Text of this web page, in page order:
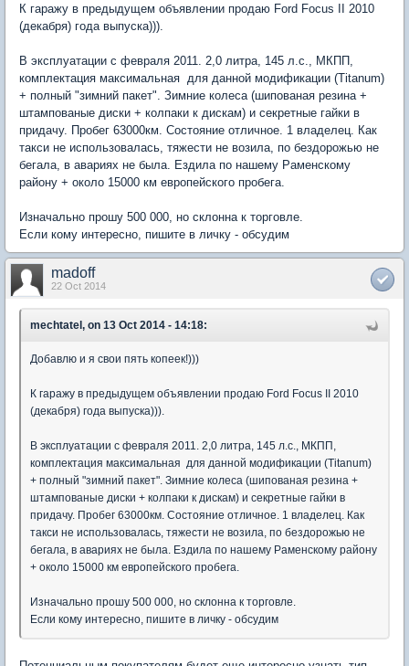
К гаражу в предыдущем объявлении продаю Ford Focus II 2010
(декабря) года выпуска))).
В эксплуатации с февраля 2011. 2,0 литра, 145 л.с., МКПП,
комплектация максимальная для данной модификации (Titanum)
+ полный "зимний пакет". Зимние колеса (шипованая резина +
штампованые диски + колпаки к дискам) и секретные гайки в
придачу. Пробег 63000км. Состояние отличное. 1 владелец. Как
такси не использовалась, тяжести не возила, по бездорожью не
бегала, в авариях не была. Ездила по нашему Раменскому
району + около 15000 км европейского пробега.
Изначально прошу 500 000, но склонна к торговле.
Если кому интересно, пишите в личку - обсудим
madoff
22 Oct 2014
mechtatel, on 13 Oct 2014 - 14:18:
Добавлю и я свои пять копеек!)))
К гаражу в предыдущем объявлении продаю Ford Focus II 2010
(декабря) года выпуска))).
В эксплуатации с февраля 2011. 2,0 литра, 145 л.с., МКПП,
комплектация максимальная для данной модификации (Titanum)
+ полный "зимний пакет". Зимние колеса (шипованая резина +
штампованые диски + колпаки к дискам) и секретные гайки в
придачу. Пробег 63000км. Состояние отличное. 1 владелец. Как
такси не использовалась, тяжести не возила, по бездорожью не
бегала, в авариях не была. Ездила по нашему Раменскому району
+ около 15000 км европейского пробега.
Изначально прошу 500 000, но склонна к торговле.
Если кому интересно, пишите в личку - обсудим